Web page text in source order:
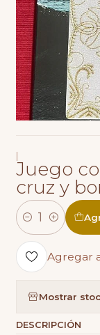
Juego
cruz y
Cantidad
Agregar
Mostrar
DESCRIPCIÓN